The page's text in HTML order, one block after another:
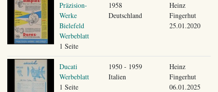
Präzision-
Werke
Bielefeld
Werbeblatt
1 Seite
1958
Deutschland
Heinz
Fingerhut
25.01.2020
Ducati
Werbeblatt
1 Seite
1950 - 1959
Italien
Heinz
Fingerhut
06.01.2025